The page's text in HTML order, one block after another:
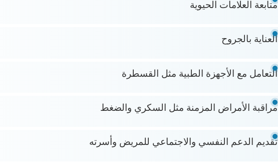
متابعة العلامات الحيوية
العناية بالجروح
التعامل مع الأجهزة الطبية مثل القسطرة
مراقبة الأمراض المزمنة مثل السكري والضغط
تقديم الدعم النفسي والاجتماعي للمريض وأسرته